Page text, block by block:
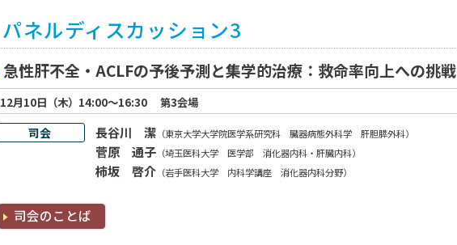
パネルディスカッション3
急性肝不全・ACLFの予後予測と集学的治療：救命率向上への挑戦
12月10日（木）14:00～16:30
第3会場
司会
長谷川 潔（東京大学大学院医学系研究科 臓器病態外科学 肝胆膵外科）
菅原 通子（埼玉医科大学 医学部 消化器内科・肝臓内科）
柿坂 啓介（岩手医科大学 内科学講座 消化器内科分野）
司会のことば